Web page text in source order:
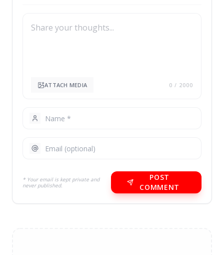
ATTACH MEDIA 0 / 2000
* Your email is kept private and
never published.
POST
COMMENT